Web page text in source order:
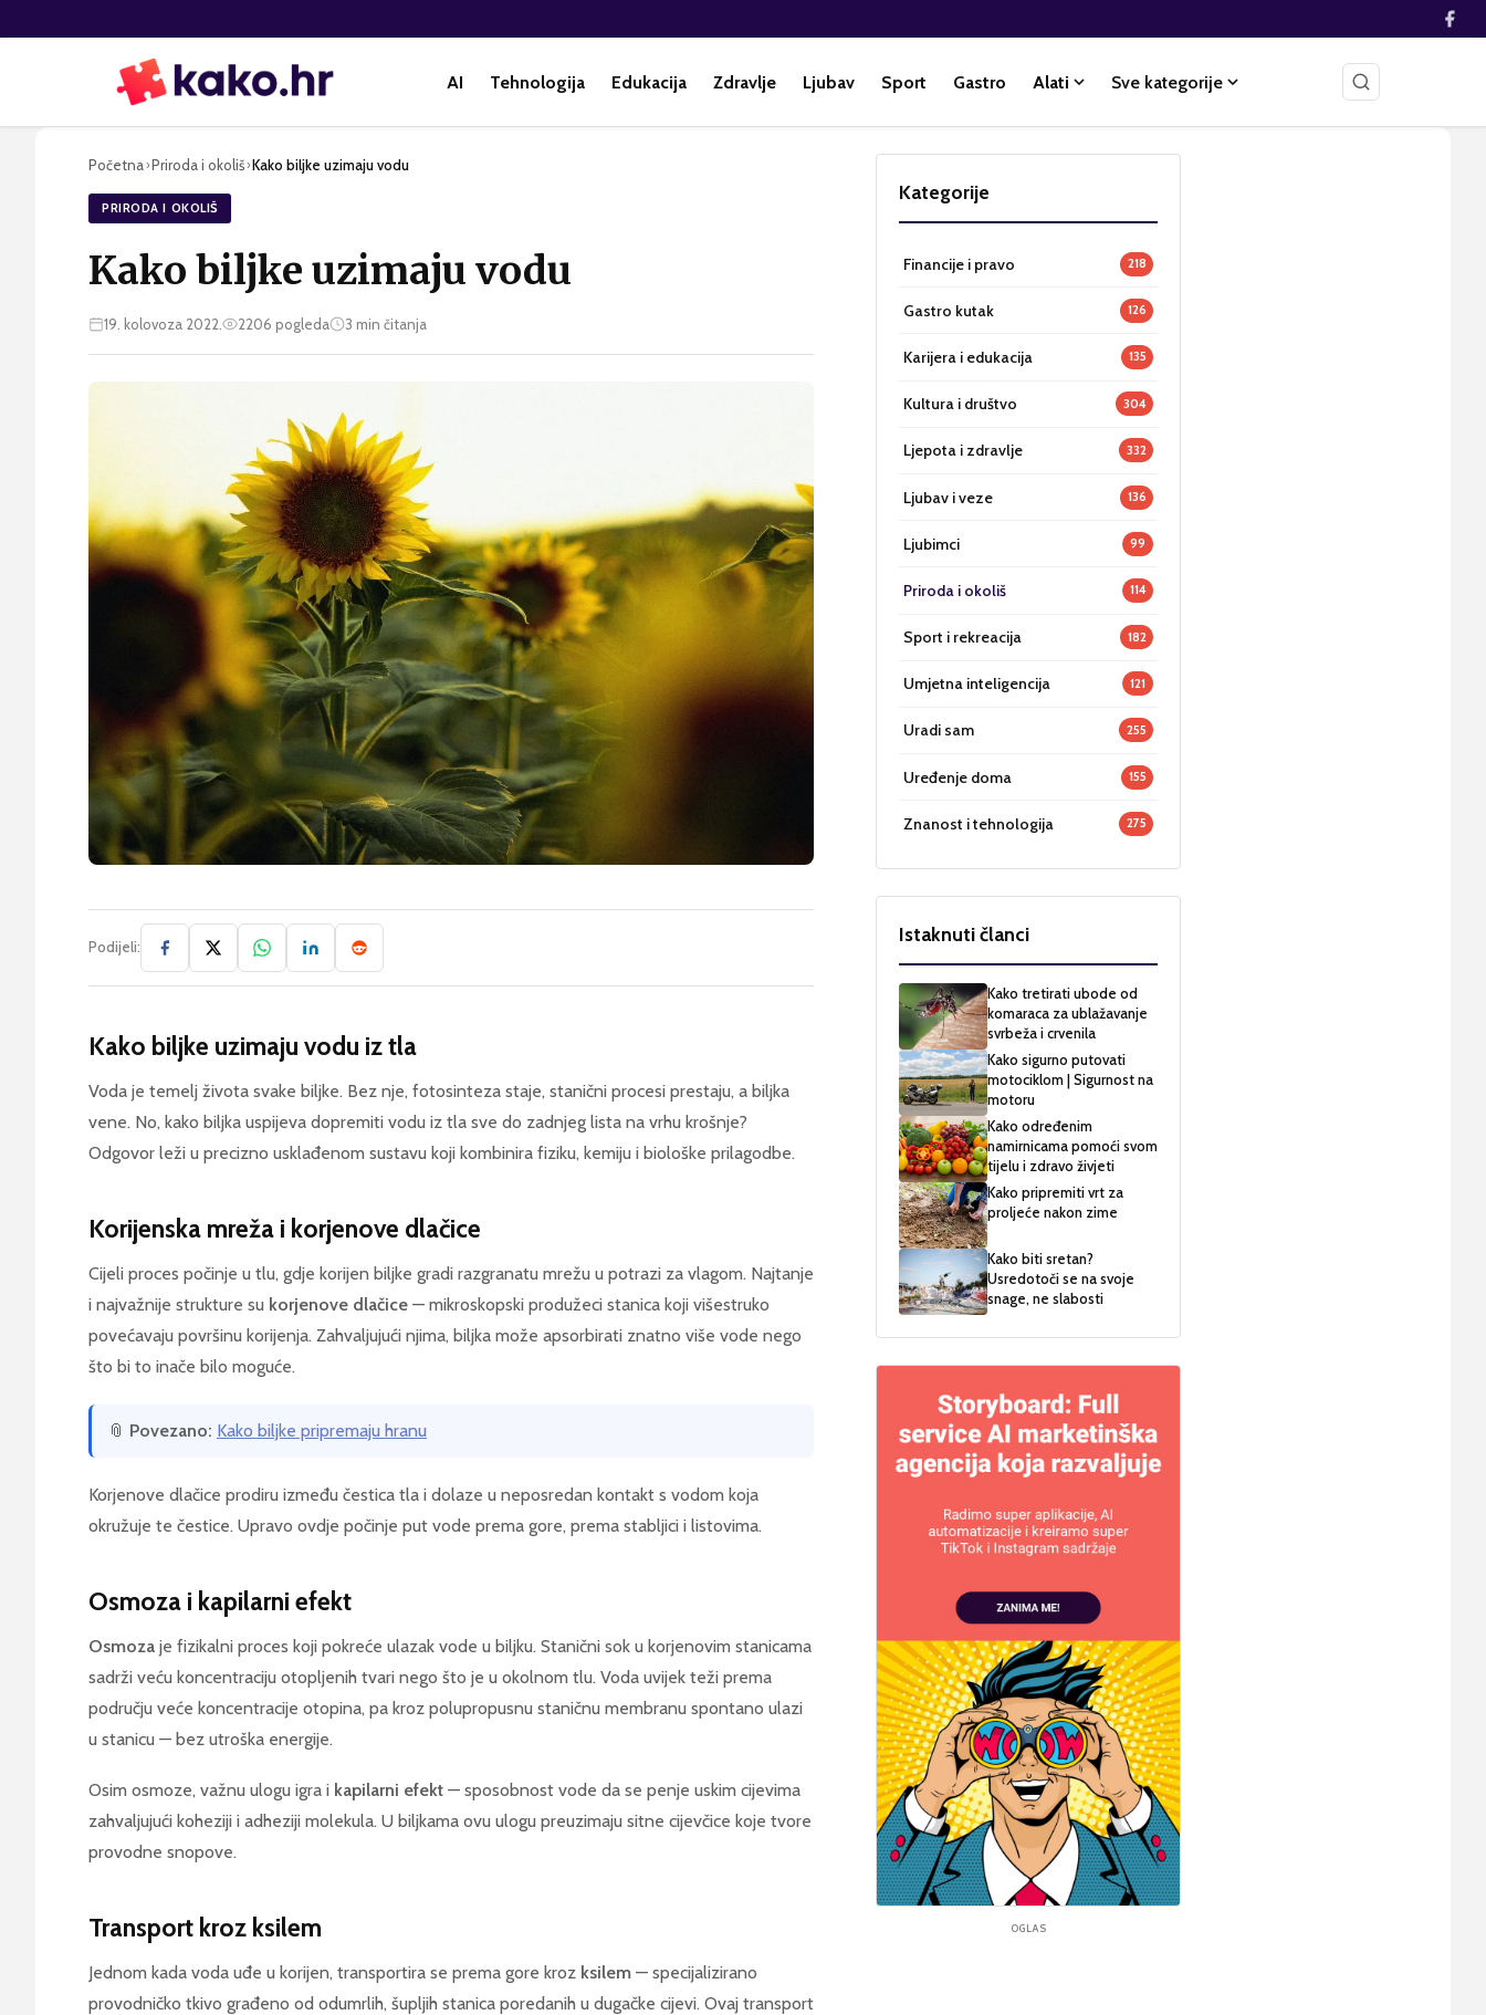
AI Tehnologija Edukacija Zdravlje Ljubav Sport Gastro Alati Sve kategorije
Početna›Priroda i okoliš›Kako biljke uzimaju vodu
PRIRODA I OKOLIŠ
Kako biljke uzimaju vodu
19. kolovoza 2022. 2206 pogleda 3 min čitanja
Podijeli:
Kako biljke uzimaju vodu iz tla
Voda je temelj života svake biljke. Bez nje, fotosinteza staje, stanični procesi prestaju, a biljka
vene. No, kako biljka uspijeva dopremiti vodu iz tla sve do zadnjeg lista na vrhu krošnje?
Odgovor leži u precizno usklađenom sustavu koji kombinira fiziku, kemiju i biološke prilagodbe.
Korijenska mreža i korjenove dlačice
Cijeli proces počinje u tlu, gdje korijen biljke gradi razgranatu mrežu u potrazi za vlagom. Najtanje
i najvažnije strukture su korjenove dlačice — mikroskopski produžeci stanica koji višestruko
povećavaju površinu korijenja. Zahvaljujući njima, biljka može apsorbirati znatno više vode nego
što bi to inače bilo moguće.
📎 Povezano: Kako biljke pripremaju hranu
Korjenove dlačice prodiru između čestica tla i dolaze u neposredan kontakt s vodom koja
okružuje te čestice. Upravo ovdje počinje put vode prema gore, prema stabljici i listovima.
Osmoza i kapilarni efekt
Osmoza je fizikalni proces koji pokreće ulazak vode u biljku. Stanični sok u korjenovim stanicama
sadrži veću koncentraciju otopljenih tvari nego što je u okolnom tlu. Voda uvijek teži prema
području veće koncentracije otopina, pa kroz polupropusnu staničnu membranu spontano ulazi
u stanicu — bez utroška energije.
Osim osmoze, važnu ulogu igra i kapilarni efekt — sposobnost vode da se penje uskim cijevima
zahvaljujući koheziji i adheziji molekula. U biljkama ovu ulogu preuzimaju sitne cijevčice koje tvore
provodne snopove.
Transport kroz ksilem
Jednom kada voda uđe u korijen, transportira se prema gore kroz ksilem — specijalizirano
provodničko tkivo građeno od odumrlih, šupljih stanica poredanih u dugačke cijevi. Ovaj transport
Kategorije
Financije i pravo 218
Gastro kutak 126
Karijera i edukacija 135
Kultura i društvo 304
Ljepota i zdravlje 332
Ljubav i veze 136
Ljubimci 99
Priroda i okoliš 114
Sport i rekreacija 182
Umjetna inteligencija 121
Uradi sam 255
Uređenje doma 155
Znanost i tehnologija 275
Istaknuti članci
Kako tretirati ubode od
komaraca za ublažavanje
svrbeža i crvenila
Kako sigurno putovati
motociklom | Sigurnost na
motoru
Kako određenim
namirnicama pomoći svom
tijelu i zdravo živjeti
Kako pripremiti vrt za
proljeće nakon zime
Kako biti sretan?
Usredotoči se na svoje
snage, ne slabosti
OGLAS